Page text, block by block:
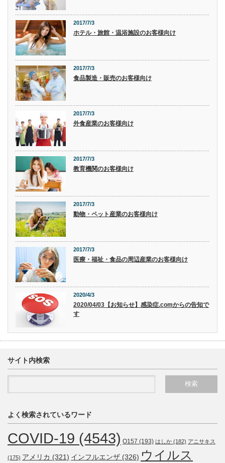
2017/7/3
ホテル・旅館・温浴施設のお客様向け
2017/7/3
食品製造・販売のお客様向け
2017/7/3
外食産業のお客様向け
2017/7/3
教育機関のお客様向け
2017/7/3
動物・ペット産業のお客様向け
2017/7/3
医療・福祉・食品の周辺産業のお客様向け
2020/4/3
2020/04/03【お知らせ】感染症.comからの告知で
す
サイト内検索
よく検索されているワード
COVID-19 (4543) O157 (193) はしか (182) アニサキス
(175) アメリカ (321) インフルエンザ (326) ウイルス